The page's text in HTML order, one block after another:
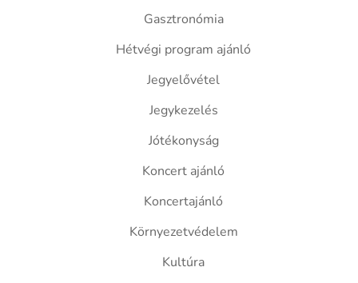
Gasztronómia
Hétvégi program ajánló
Jegyelővétel
Jegykezelés
Jótékonyság
Koncert ajánló
Koncertajánló
Környezetvédelem
Kultúra